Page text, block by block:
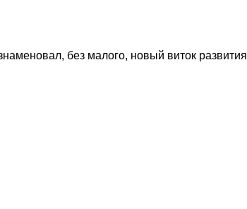
без малого, новый виток развития